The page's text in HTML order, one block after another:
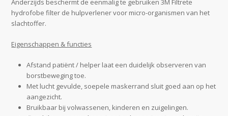
Anderzijds beschermt de eenmalig te gebruiken 3M Filtrete
hydrofobe filter de hulpverlener voor micro-organismen van het
slachtoffer.
Eigenschappen & functies
Afstand patiënt / helper laat een duidelijk observeren van
borstbeweging toe.
Met lucht gevulde, soepele maskerrand sluit goed aan op het
aangezicht.
Bruikbaar bij volwassenen, kinderen en zuigelingen.